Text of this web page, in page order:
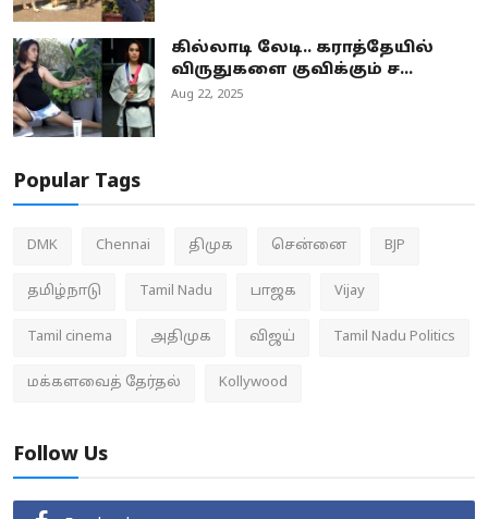
கில்லாடி லேடி.. கராத்தேயில்
விருதுகளை குவிக்கும் ச...
Aug 22, 2025
Popular Tags
DMK Chennai திமுக சென்னை BJP
தமிழ்நாடு Tamil Nadu பாஜக Vijay
Tamil cinema அதிமுக விஜய் Tamil Nadu Politics
மக்களவைத் தேர்தல் Kollywood
Follow Us